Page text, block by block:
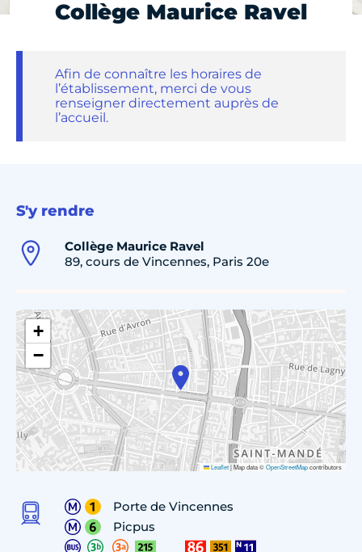
Collège Maurice Ravel
Afin de connaître les horaires de
l’établissement, merci de vous
renseigner directement auprès de
l’accueil.
S'y rendre
Collège Maurice Ravel
89, cours de Vincennes, Paris 20e
+
−
Leaflet|Map data ©OpenStreetMapcontributors
Porte de Vincennes
Picpus